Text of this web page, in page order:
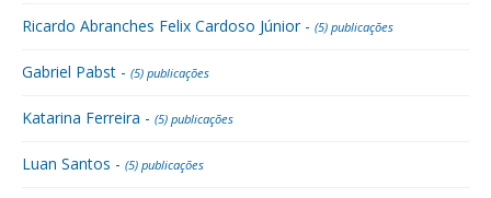
Ricardo Abranches Felix Cardoso Júnior - (5) publicações
Gabriel Pabst - (5) publicações
Katarina Ferreira - (5) publicações
Luan Santos - (5) publicações